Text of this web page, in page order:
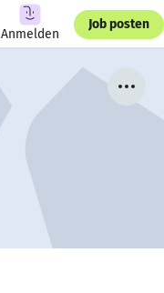
Anmelden
Job posten